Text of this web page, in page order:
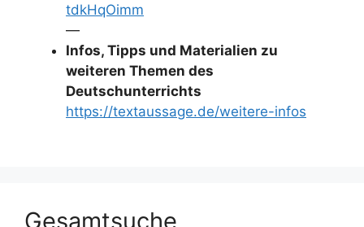
tdkHqOimm
—
Infos, Tipps und Materialien zu
weiteren Themen des
Deutschunterrichts
https://textaussage.de/weitere-infos
Gesamtsuche